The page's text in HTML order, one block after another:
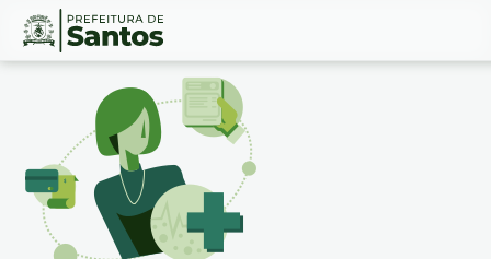
Ir
Conteúdo